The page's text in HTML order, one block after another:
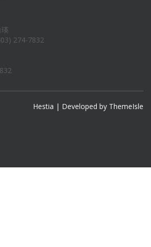
274-7832
Hestia | Developed by ThemeIsle